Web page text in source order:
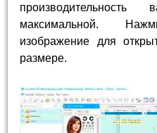
максимальной.
изображение для
размере.